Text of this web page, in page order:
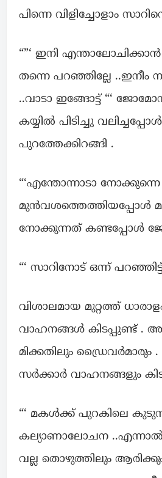
പിന്നെ വിളിച്ചോളാം
“”‘ ഇനി
തന്നെ പറഞ്ഞില്ലേ
..വാടാ ഇങ്ങോട്ട് “‘
കയ്യിൽ പിടിച്ചു
പുറത്തേക്കിറങ്ങി .
“‘എന്തോന്നാടാ
മുൻവശത്തെത്തിയപ്പോൾ
നോക്കുന്നത് കണ്ടപ്പോൾ
“‘ സാറിനോട് ഒന്ന്
വിശാലമായ മുറ്റത്ത്
വാഹനങ്ങൾ കിടപ്പുണ്ട് .
മിക്കതിലും ഡ്രൈവർമാരും
സർക്കാർ വാഹനങ്ങളും
“‘ മകൾക്ക് പുറകിലെ
കല്യാണാലോചന ..എന്നാൽ
വല്ല തൊഴുത്തിലും